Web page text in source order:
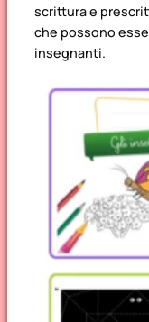
scrittura e
che possono
insegnanti.